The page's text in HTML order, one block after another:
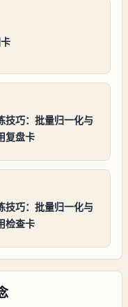
技巧：批量归一化与
复盘卡
技巧：批量归一化与
检查卡